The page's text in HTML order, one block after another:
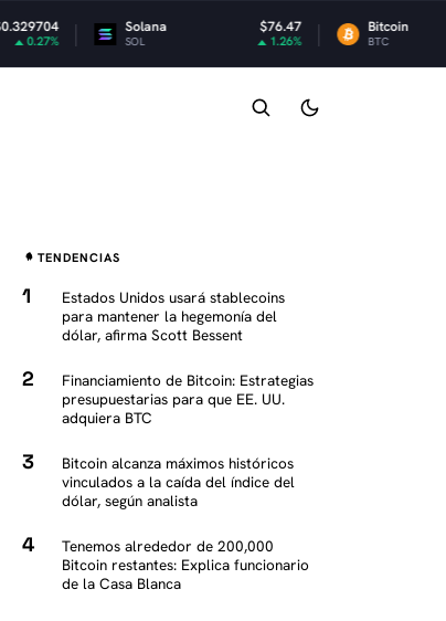
Solana $76.47
SOL
Bitcoin $64,890.25
BTC -0.15%
TENDENCIAS
Estados Unidos usará stablecoins
para mantener la hegemonía del
dólar, afirma Scott Bessent
Financiamiento de Bitcoin: Estrategias
presupuestarias para que EE. UU.
adquiera BTC
Bitcoin alcanza máximos históricos
vinculados a la caída del índice del
dólar, según analista
Tenemos alrededor de 200,000
Bitcoin restantes: Explica funcionario
de la Casa Blanca